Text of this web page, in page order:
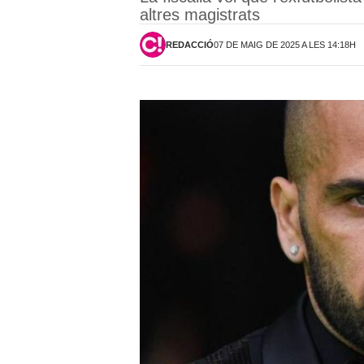
altres magistrats
REDACCIÓ07 DE MAIG DE 2025 A LES 14:18H